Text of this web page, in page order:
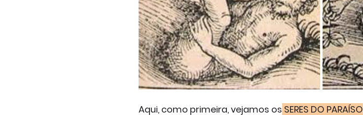
Aqui, como primeira, vejamos os SERES DO PARAÍSO